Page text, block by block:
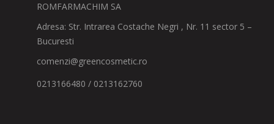
ROMFARMACHIM SA
Adresa: Str. Intrarea Costache Negri , Nr. 11 sector 5 –
Bucuresti
comenzi@greencosmetic.ro
0213166480 / 0213162760